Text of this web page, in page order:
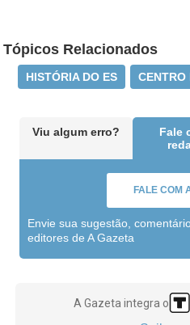
Tópicos Relacionados
HISTÓRIA DO ES CENTRO
Viu algum erro?
Fale
FALE COM
Envie sua sugestão,
editores de A Gazeta
A Gazeta integra o